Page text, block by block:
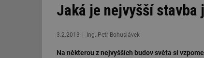
Jaká je nejvyšší stavba
3.2.2013 Ing. Petr Bohuslávek
Na některou z nejvyšších budov světa si